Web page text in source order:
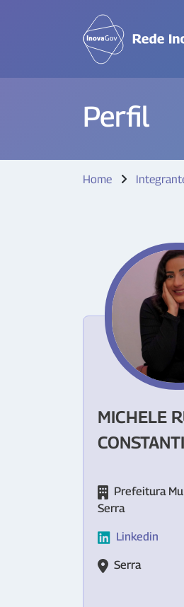
Perfil
Home
MICHELE
Prefeitura
Serra
Linkedin
Serra